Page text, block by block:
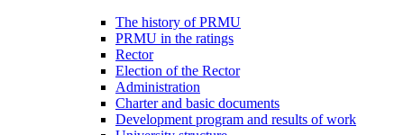
The history of PRMU
PRMU in the ratings
Rector
Election of the Rector
Administration
Charter and basic documents
Development program and results of work